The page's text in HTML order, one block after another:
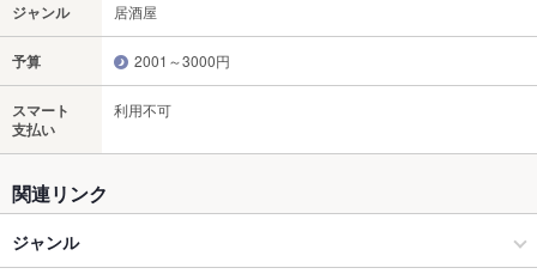
ジャンル 居酒屋
予算 2001～3000円
スマート
支払い
利用不可
関連リンク
ジャンル